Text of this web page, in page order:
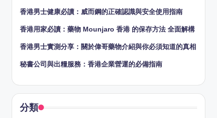
香港男士健康必讀：威而鋼的正確認識與安全使用指南
香港用家必讀：藥物 Mounjaro 香港 的保存方法 全面解構
香港男士實測分享：關於偉哥藥物介紹與你必須知道的真相
秘書公司與出糧服務：香港企業營運的必備指南
分類